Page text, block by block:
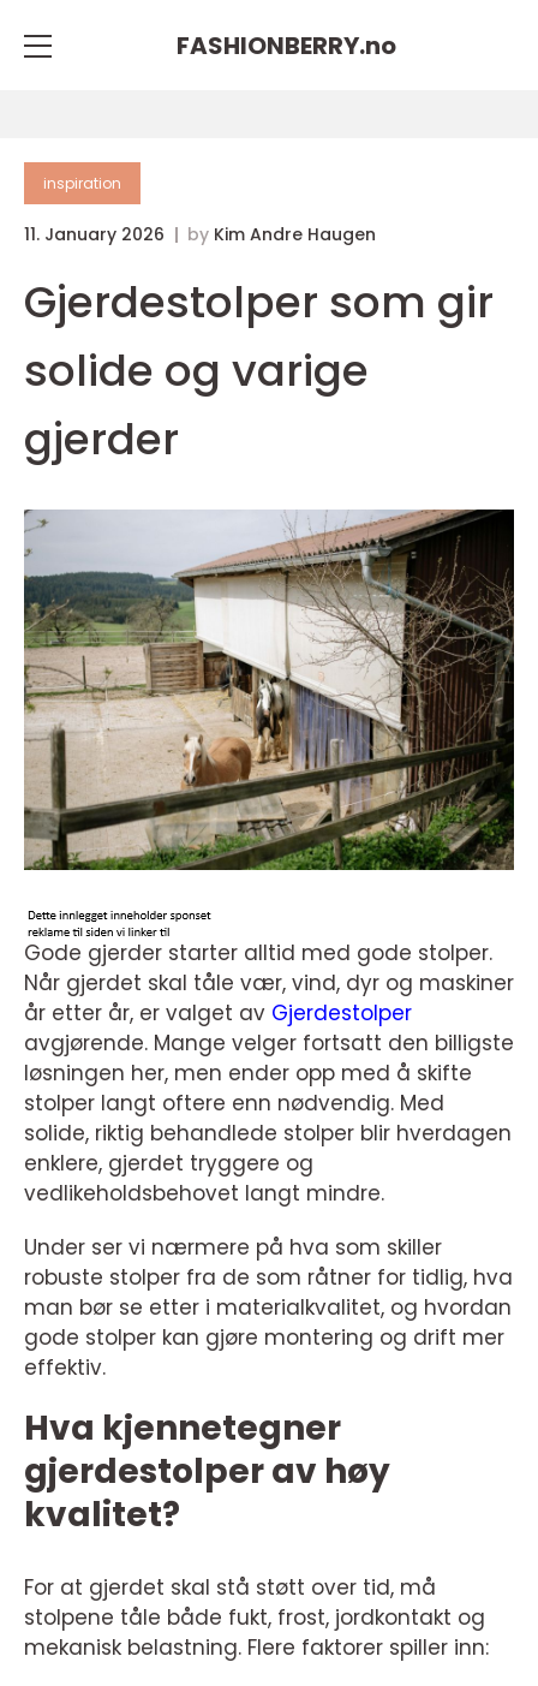
FASHIONBERRY.no
inspiration
11. January 2026 by Kim Andre Haugen
Gjerdestolper som gir
solide og varige
gjerder
Gode gjerder starter alltid med gode stolper.
Når gjerdet skal tåle vær, vind, dyr og maskiner
år etter år, er valget av Gjerdestolper
avgjørende. Mange velger fortsatt den billigste
løsningen her, men ender opp med å skifte
stolper langt oftere enn nødvendig. Med
solide, riktig behandlede stolper blir hverdagen
enklere, gjerdet tryggere og
vedlikeholdsbehovet langt mindre.
Under ser vi nærmere på hva som skiller
robuste stolper fra de som råtner for tidlig, hva
man bør se etter i materialkvalitet, og hvordan
gode stolper kan gjøre montering og drift mer
effektiv.
Hva kjennetegner
gjerdestolper av høy
kvalitet?
For at gjerdet skal stå støtt over tid, må
stolpene tåle både fukt, frost, jordkontakt og
mekanisk belastning. Flere faktorer spiller inn: